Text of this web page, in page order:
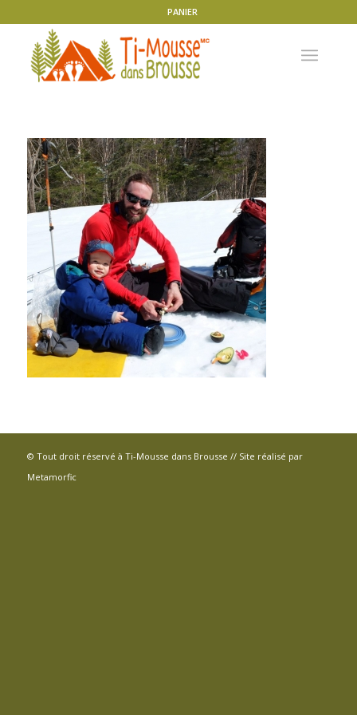
PANIER
© Tout droit réservé à Ti-Mousse dans Brousse // Site réalisé par
Metamorfic